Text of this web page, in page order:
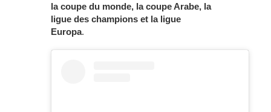
la coupe du monde, la coupe Arabe, la
ligue des champions et la ligue
Europa.